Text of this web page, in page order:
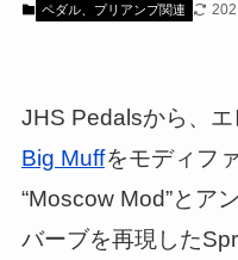
ペダル、プリアンプ関連
JHS Pedalsから、
Big Muffをモディフ
“Moscow Mod”とア
バーブを再現した